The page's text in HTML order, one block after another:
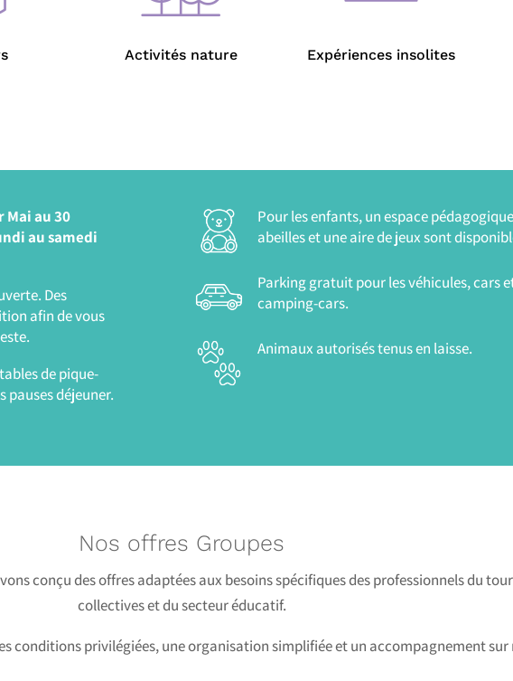
Activités nature Expériences insolites
Mai au 30
au samedi
Des
afin de vous
de pique-
pauses déjeuner.
Pour les enfants, un espace
abeilles et une aire de jeux sont
Parking gratuit pour les véhicules, cars
camping-cars.
Animaux autorisés tenus en laisse.
Nos offres Groupes
conçu des offres adaptées aux besoins spécifiques des professionnels du
collectives et du secteur éducatif.
conditions privilégiées, une organisation simplifiée et un accompagnement sur